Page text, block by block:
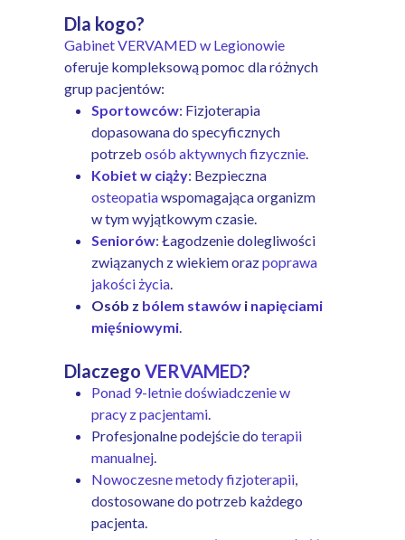
Dla kogo?
Gabinet VERVAMED w Legionowie
oferuje kompleksową pomoc dla różnych
grup pacjentów:
Sportowców: Fizjoterapia
dopasowana do specyficznych
potrzeb osób aktywnych fizycznie.
Kobiet w ciąży: Bezpieczna
osteopatiawspomagająca organizm
w tym wyjątkowym czasie.
Seniorów: Łagodzenie dolegliwości
związanych z wiekiem orazpoprawa
jakości życia.
Osób z bólem stawów i napięciami
mięśniowymi.
Dlaczego VERVAMED?
Ponad 9-letnie doświadczenie w
pracy z pacjentami.
Profesjonalne podejście do terapii
manualnej.
Nowoczesne metody fizjoterapii,
dostosowane do potrzeb każdego
pacjenta.